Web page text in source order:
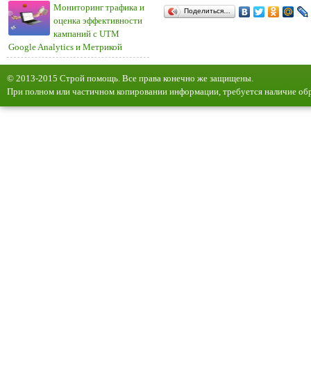
Мониторинг трафика и
оценка эффективности
кампаний с UTM
Google Analytics и Метрикой
Поделиться…
© 2013-2015 Строй помощь. Все права конечно же защищены.
При полном или частичном копировании информации, требуется наличие